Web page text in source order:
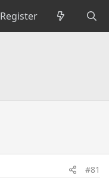
Register
#81